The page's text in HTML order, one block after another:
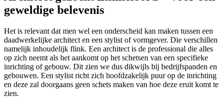
geweldige belevenis
Het is relevant dat men wel een onderscheid kan maken tussen een
daadwerkelijke architect en een stylist of vormgever. Die verschillen
namelijk inhoudelijk flink. Een architect is de professional die alles
op zich neemt als het aankomt op het schetsen van een specifieke
inrichting of gebouw. Dit zien we dus dikwijls bij bedrijfspanden en
gebouwen. Een stylist richt zich hoofdzakelijk puur op de inrichting
en deze zal doorgaans geen schets maken van hoe deze eruit komt te
zien.